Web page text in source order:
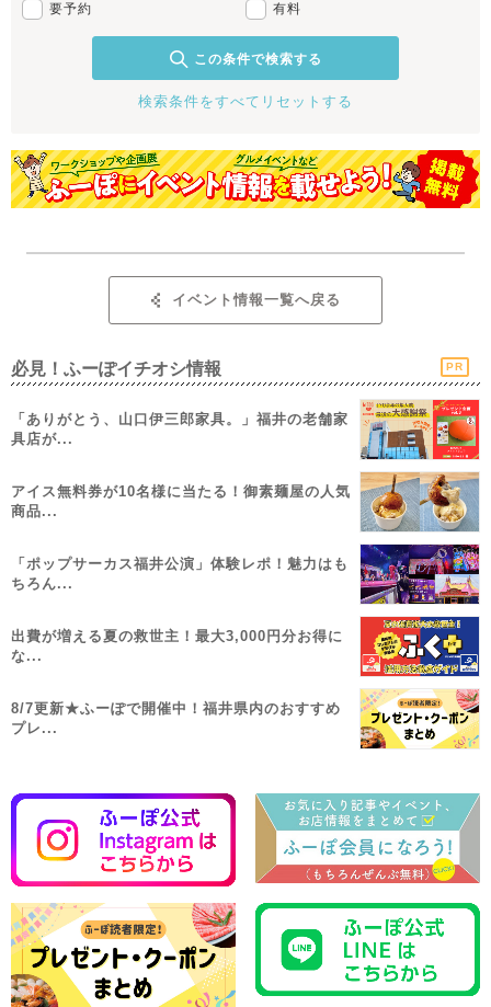
要予約
有料
この条件で検索する
検索条件をすべてリセットする
イベント情報一覧へ戻る
必見！ふーぽイチオシ情報 PR
「ありがとう、山口伊三郎家具。」福井の老舗家
具店が...
アイス無料券が10名様に当たる！御素麺屋の人気
商品...
「ポップサーカス福井公演」体験レポ！魅力はも
ちろん...
出費が増える夏の救世主！最大3,000円分お得に
な...
8/7更新★ふーぽで開催中！福井県内のおすすめ
プレ...